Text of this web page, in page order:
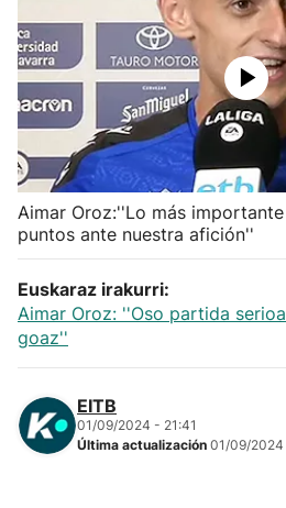
Herri-kirolak
Balonmano
Kirolak 360
Atletismo
Carreras de montaña
"Helmuga"
Aimar Oroz:''Lo más
puntos ante nuestra afición''
Euskaraz irakurri:
Aimar Oroz: ''Oso partida
goaz''
EITB
01/09/2024 - 21:41
Última actualización 01/09/2024